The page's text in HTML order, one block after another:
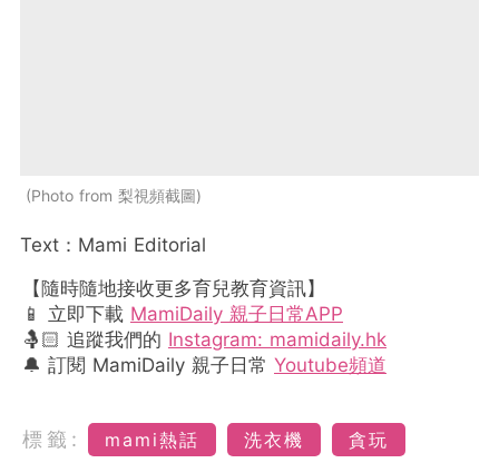
Photo from 梨視頻截圖
Text：Mami Editorial
【隨時隨地接收更多育兒教育資訊】
📱 立即下載 MamiDaily 親子日常APP
🤱🏻 追蹤我們的 Instagram: mamidaily.hk
🔔 訂閱 MamiDaily 親子日常 Youtube頻道
標籤: mami熱話 洗衣機
貪玩